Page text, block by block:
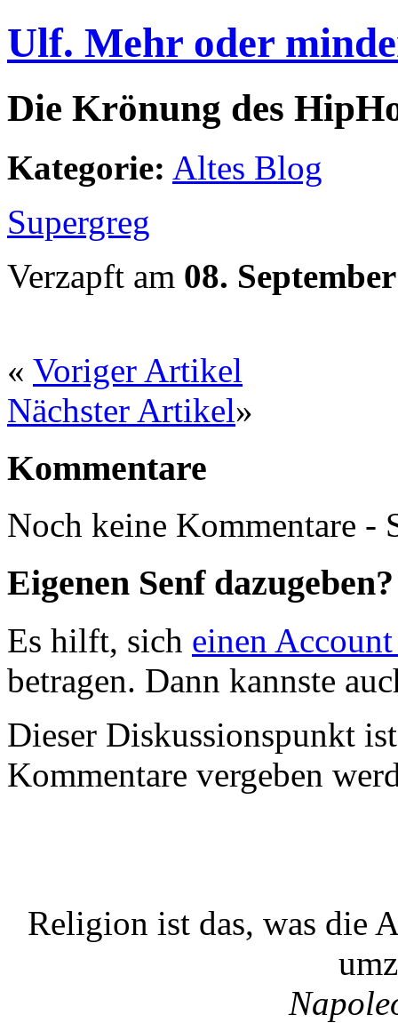
Ulf. Mehr oder
Die Krönung des
Kategorie: Altes Blog
Supergreg
Verzapft am 08.
« Voriger Artikel
Nächster Artikel»
Kommentare
Noch keine Kommentare -
Eigenen Senf dazugeben?
Es hilft, sich einen
betragen. Dann kannste
Dieser Diskussionspunkt
Kommentare vergeben
Religion ist das, was die